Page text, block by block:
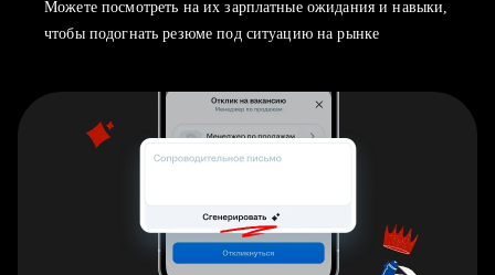
Можете посмотреть на их зарплатные ожидания и навыки,
чтобы подогнать резюме под ситуацию на рынке